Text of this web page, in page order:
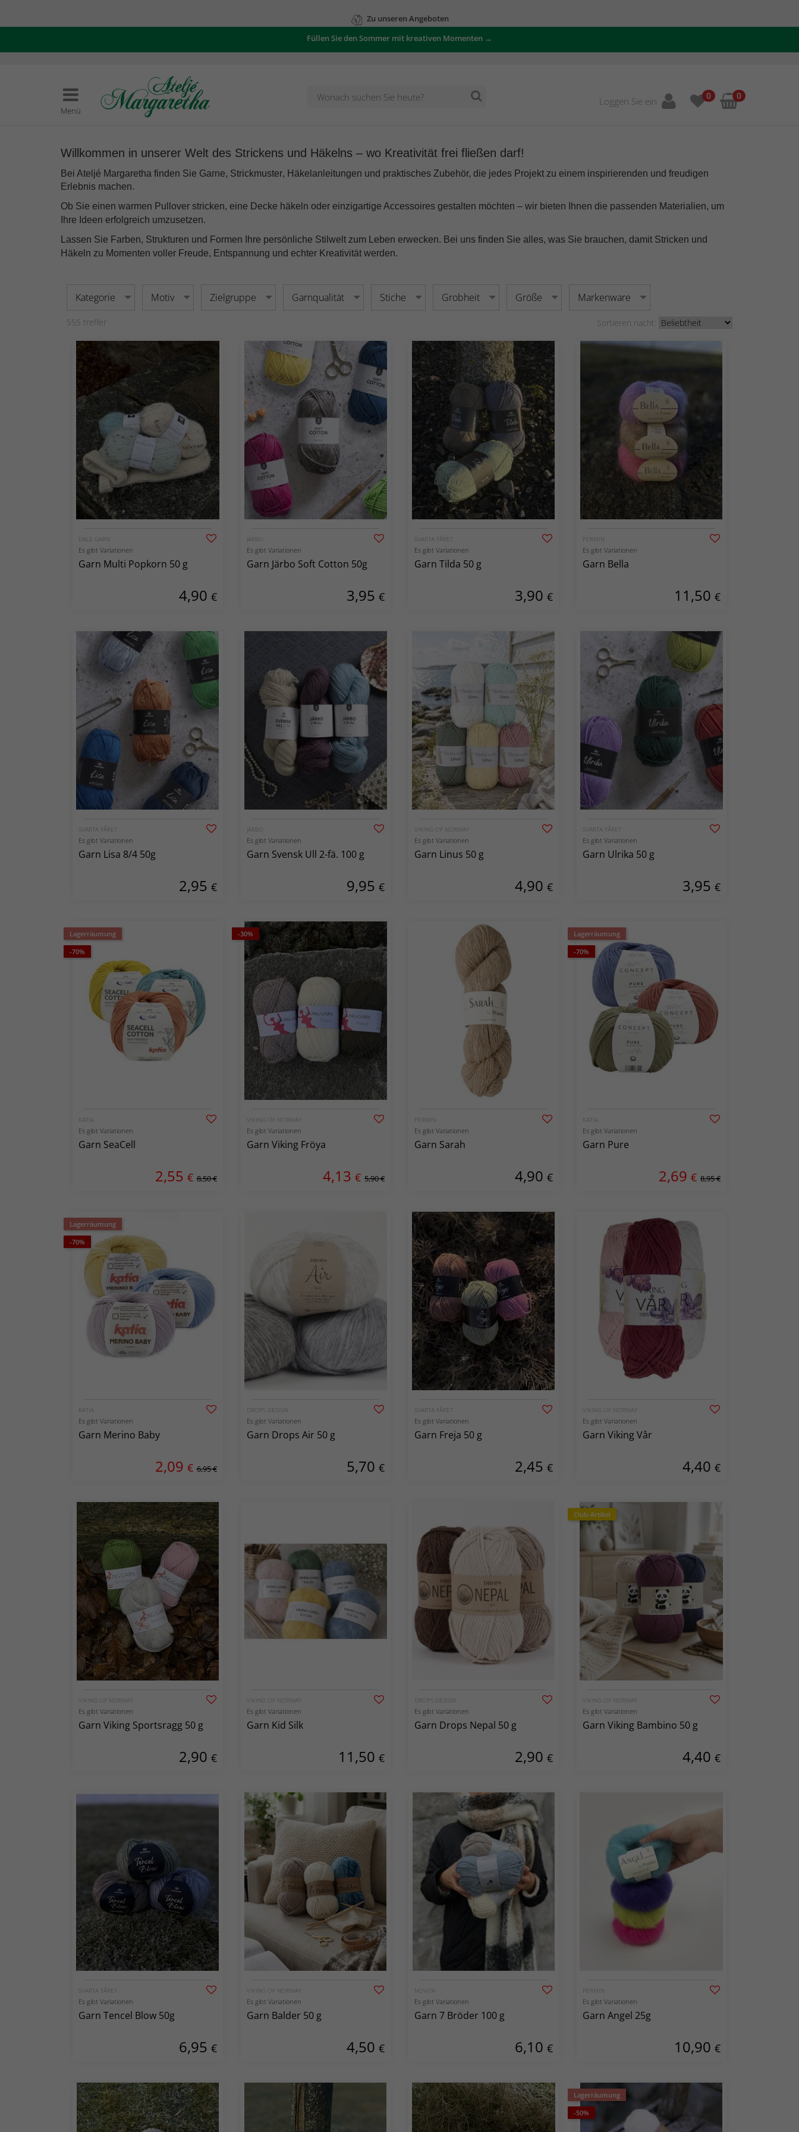
Zu unseren Angeboten
Füllen Sie den Sommer mit kreativen Momenten →
Menü
Loggen Sie ein 0 0
Willkommen in unserer Welt des Strickens und Häkelns – wo Kreativität frei fließen darf!
Bei Ateljé Margaretha finden Sie Garne, Strickmuster, Häkelanleitungen und praktisches Zubehör, die jedes Projekt zu einem inspirierenden und freudigen
Erlebnis machen.
Ob Sie einen warmen Pullover stricken, eine Decke häkeln oder einzigartige Accessoires gestalten möchten – wir bieten Ihnen die passenden Materialien, um
Ihre Ideen erfolgreich umzusetzen.
Lassen Sie Farben, Strukturen und Formen Ihre persönliche Stilwelt zum Leben erwecken. Bei uns finden Sie alles, was Sie brauchen, damit Stricken und
Häkeln zu Momenten voller Freude, Entspannung und echter Kreativität werden.
Kategorie Motiv Zielgruppe Garnqualität Stiche Grobheit Größe Markenware
555 treffer Sortieren nacht:
DALE GARN
Es gibt Variationen
Garn Multi Popkorn 50 g
4,90 €
JÄRBO
Es gibt Variationen
Garn Järbo Soft Cotton 50g
3,95 €
SVARTA FÅRET
Es gibt Variationen
Garn Tilda 50 g
3,90 €
PERMIN
Es gibt Variationen
Garn Bella
11,50 €
SVARTA FÅRET
Es gibt Variationen
Garn Lisa 8/4 50g
2,95 €
JÄRBO
Es gibt Variationen
Garn Svensk Ull 2-fä. 100 g
9,95 €
VIKING OF NORWAY
Es gibt Variationen
Garn Linus 50 g
4,90 €
SVARTA FÅRET
Es gibt Variationen
Garn Ulrika 50 g
3,95 €
Lagerräumung
-70%
KATIA
Es gibt Variationen
Garn SeaCell
2,55 € 8,50 €
-30%
VIKING OF NORWAY
Es gibt Variationen
Garn Viking Fröya
4,13 € 5,90 €
PERMIN
Es gibt Variationen
Garn Sarah
4,90 €
Lagerräumung
-70%
KATIA
Es gibt Variationen
Garn Pure
2,69 € 8,95 €
Lagerräumung
-70%
KATIA
Es gibt Variationen
Garn Merino Baby
2,09 € 6,95 €
DROPS DESIGN
Es gibt Variationen
Garn Drops Air 50 g
5,70 €
SVARTA FÅRET
Es gibt Variationen
Garn Freja 50 g
2,45 €
VIKING OF NORWAY
Es gibt Variationen
Garn Viking Vår
4,40 €
VIKING OF NORWAY
Es gibt Variationen
Garn Viking Sportsragg 50 g
2,90 €
VIKING OF NORWAY
Es gibt Variationen
Garn Kid Silk
11,50 €
DROPS DESIGN
Es gibt Variationen
Garn Drops Nepal 50 g
2,90 €
Club-Artikel
VIKING OF NORWAY
Es gibt Variationen
Garn Viking Bambino 50 g
4,40 €
SVARTA FÅRET
Es gibt Variationen
Garn Tencel Blow 50g
6,95 €
VIKING OF NORWAY
Es gibt Variationen
Garn Balder 50 g
4,50 €
NOVITA
Es gibt Variationen
Garn 7 Bröder 100 g
6,10 €
PERMIN
Es gibt Variationen
Garn Angel 25g
10,90 €
Lagerräumung
-50%